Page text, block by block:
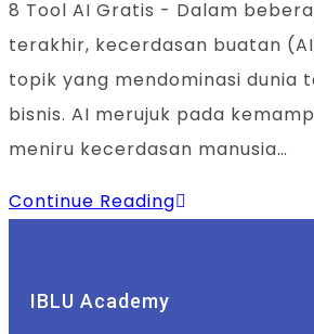
8 Tool AI Gratis - Dalam
terakhir, kecerdasan buatan
topik yang mendominasi dunia
bisnis. AI merujuk pada
meniru kecerdasan manusia…
Continue Reading
IBLU Academy